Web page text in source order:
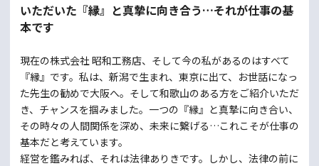
いただいた『縁』と真摯に向き合う…それが仕事の基
本です
現在の株式会社 昭和工務店、そして今の私があるのはすべて
『縁』です。私は、新潟で生まれ、東京に出て、お世話になっ
た先生の勧めで大阪へ。そして和歌山のある方をご紹介いただ
き、チャンスを掴みました。一つの『縁』と真摯に向き合い、
その時々の人間関係を深め、未来に繋げる…これこそが仕事の
基本だと考えています。
経営を鑑みれば、それは法律ありきです。しかし、法律の前に